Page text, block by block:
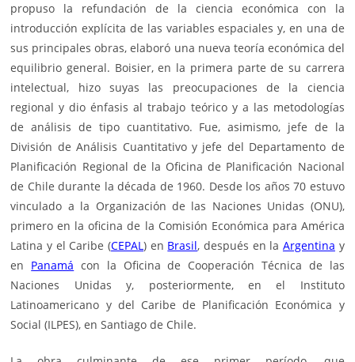
propuso la refundación de la ciencia económica con la
introducción explícita de las variables espaciales y, en una de
sus principales obras, elaboró una nueva teoría económica del
equilibrio general. Boisier, en la primera parte de su carrera
intelectual, hizo suyas las preocupaciones de la ciencia
regional y dio énfasis al trabajo teórico y a las metodologías
de análisis de tipo cuantitativo. Fue, asimismo, jefe de la
División de Análisis Cuantitativo y jefe del Departamento de
Planificación Regional de la Oficina de Planificación Nacional
de Chile durante la década de 1960. Desde los años 70 estuvo
vinculado a la Organización de las Naciones Unidas (ONU),
primero en la oficina de la Comisión Económica para América
Latina y el Caribe (CEPAL) en Brasil, después en la Argentina y
en Panamá con la Oficina de Cooperación Técnica de las
Naciones Unidas y, posteriormente, en el Instituto
Latinoamericano y del Caribe de Planificación Económica y
Social (ILPES), en Santiago de Chile.